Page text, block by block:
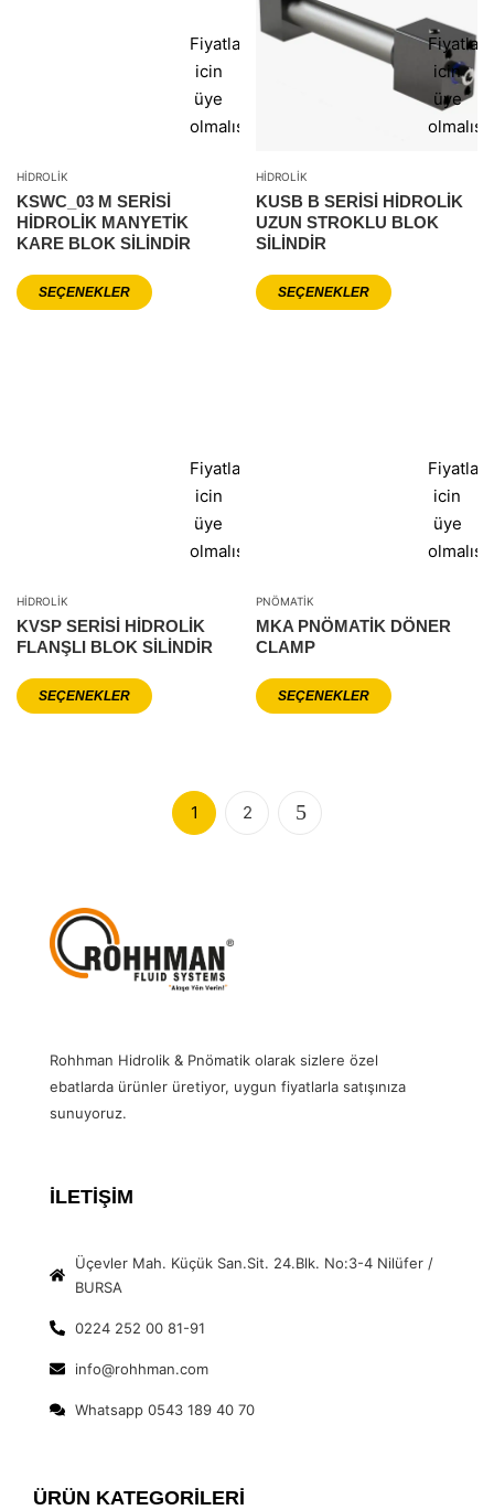
Fiyatlar
icin
üye
olmalısınız
HIDROLIK
KSWC_03 M SERİSİ
HİDROLİK MANYETİK
KARE BLOK SİLİNDİR
SEÇENEKLER
Fiyatlar
icin
üye
HIDROLIK
KUSB B SERİSİ HİDROLİK
UZUN STROKLU BLOK
SİLİNDİR
SEÇENEKLER
Fiyatlar
icin
üye
olmalısınız
HIDROLIK
KVSP SERİSİ HİDROLİK
FLANŞLI BLOK SİLİNDİR
SEÇENEKLER
Fiyatlar
icin
üye
PNÖMATIK
MKA PNÖMATIK DÖNER
CLAMP
SEÇENEKLER
1 2
Rohhman Hidrolik & Pnömatik olarak sizlere özel
ebatlarda ürünler üretiyor, uygun fiyatlarla satışınıza
sunuyoruz.
İLETİŞİM
Üçevler Mah. Küçük San.Sit. 24.Blk. No:3-4 Nilüfer /
BURSA
0224 252 00 81-91
info@rohhman.com
Whatsapp 0543 189 40 70
ÜRÜN KATEGORİLERİ